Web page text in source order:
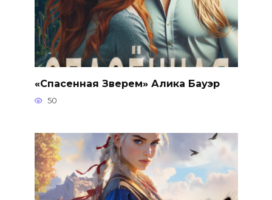
«Спасенная Зверем» Алика Бауэр
50